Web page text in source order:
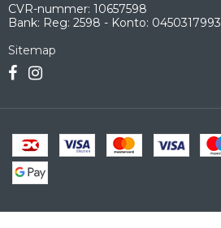
CVR-nummer: 10657598
Bank: Reg: 2598 - Konto: 0450317993
Sitemap